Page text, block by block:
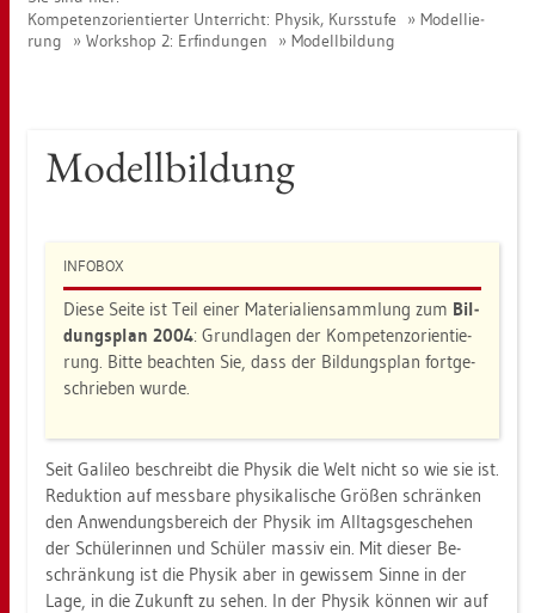
Kom­pe­tenz­ori­en­tier­ter Un­ter­richt: Phy­sik, Kurs­stu­fe
Mo­del­lie­
rung
Work­shop 2: Er­fin­dun­gen Mo­dell­bil­dung
Mo­dell­bil­dung
IN­FO­BOX
Diese Seite ist Teil einer Ma­te­ria­li­en­samm­lung zum Bil­
dungs­plan 2004: Grund­la­gen der Kom­pe­tenz­ori­en­tie­
rung. Bitte be­ach­ten Sie, dass der Bil­dungs­plan fort­ge­
schrie­ben wurde.
Seit Ga­li­leo be­schreibt die Phy­sik die Welt nicht so wie sie ist.
Re­duk­ti­on auf mess­ba­re phy­si­ka­li­sche Grö­ßen schrän­ken
den An­wen­dungs­be­reich der Phy­sik im All­tags­ge­sche­hen
der Schü­le­rin­nen und Schü­ler mas­siv ein. Mit die­ser Be­
schrän­kung ist die Phy­sik aber in ge­wis­sem Sinne in der
Lage, in die Zu­kunft zu sehen. In der Phy­sik kön­nen wir auf